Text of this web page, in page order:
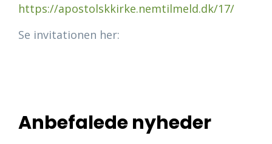
https://apostolskkirke.nemtilmeld.dk/17/
Se invitationen her:
Anbefalede nyheder